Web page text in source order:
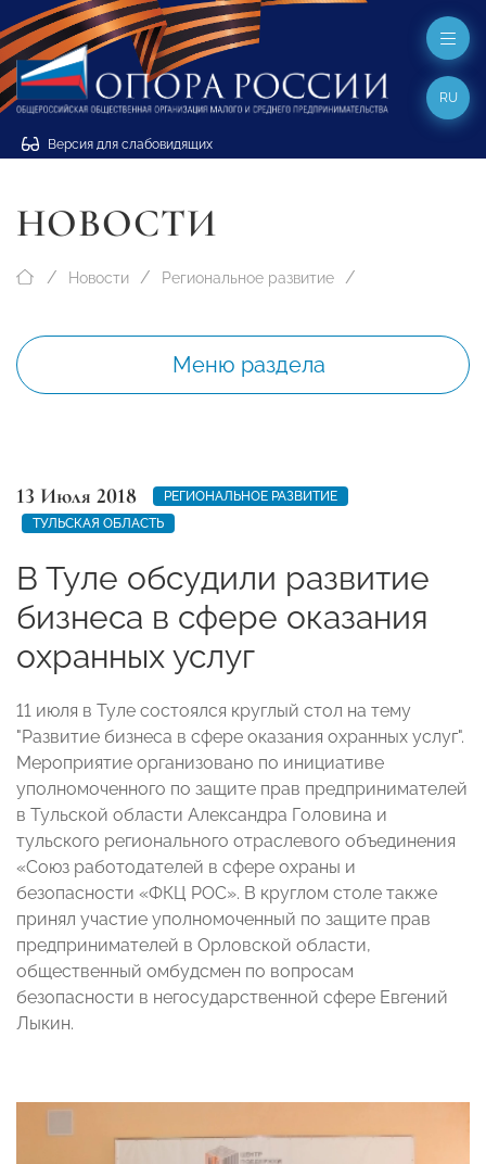
Версия для слабовидящих
RU
НОВОСТИ
Новости Региональное развитие
Меню раздела
13 Июля 2018
РЕГИОНАЛЬНОЕ РАЗВИТИЕ
ТУЛЬСКАЯ ОБЛАСТЬ
В Туле обсудили развитие
бизнеса в сфере оказания
охранных услуг
11 июля в Туле состоялся круглый стол на тему
"Развитие бизнеса в сфере оказания охранных услуг".
Мероприятие организовано по инициативе
уполномоченного по защите прав предпринимателей
в Тульской области Александра Головина и
тульского регионального отраслевого объединения
«Союз работодателей в сфере охраны и
безопасности «ФКЦ РОС». В круглом столе также
принял участие уполномоченный по защите прав
предпринимателей в Орловской области,
общественный омбудсмен по вопросам
безопасности в негосударственной сфере Евгений
Лыкин.